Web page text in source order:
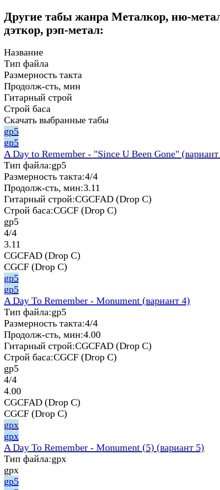
Другие табы жанра Металкор, ню-
дэткор, рэп-метал:
Название
Тип файла
Размерность такта
Продолж-сть, мин
Гитарный строй
Строй баса
Скачать выбранные табы
gp5
gp5
A Day to Remember - "Since U Been Gone"
Тип файла:gp5
Размерность такта:4/4
Продолж-сть, мин:3.11
Гитарный строй:CGCFAD (Drop C)
Строй баса:CGCF (Drop C)
gp5
4/4
3.11
CGCFAD (Drop C)
CGCF (Drop C)
gp5
gp5
A Day To Remember - Monument (вариант 4)
Тип файла:gp5
Размерность такта:4/4
Продолж-сть, мин:4.00
Гитарный строй:CGCFAD (Drop C)
Строй баса:CGCF (Drop C)
gp5
4/4
4.00
CGCFAD (Drop C)
CGCF (Drop C)
gpx
gpx
A Day To Remember - Monument (5) (вариант 5)
Тип файла:gpx
gpx
gp5